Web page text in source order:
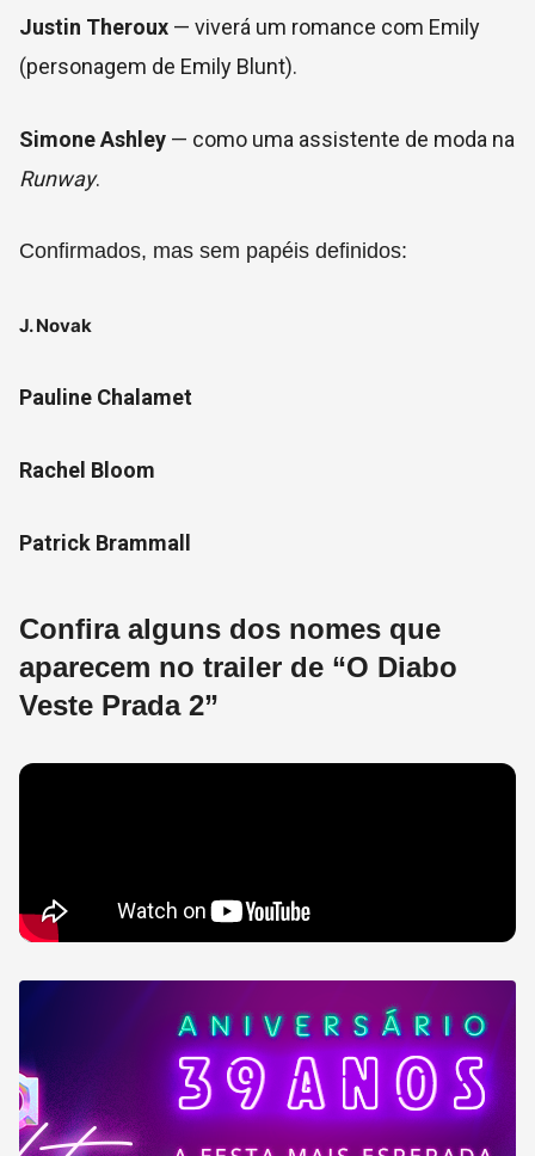
Justin Theroux — viverá um romance com Emily
(personagem de Emily Blunt).
Simone Ashley — como uma assistente de moda na
Runway.
Confirmados, mas sem papéis definidos:
J. Novak
Pauline Chalamet
Rachel Bloom
Patrick Brammall
Confira alguns dos nomes que
aparecem no trailer de “O Diabo
Veste Prada 2”